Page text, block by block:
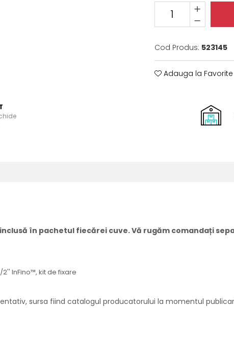
Cod Produs: 523145
Adauga la Favorite
în pachetul fiecărei cuve. Vă rugăm comandați
InFino™, kit de fixare
sursa fiind catalogul producatorului la momentul